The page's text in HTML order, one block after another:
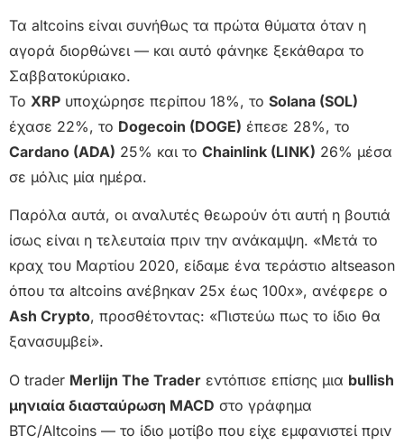
Τα altcoins είναι συνήθως τα πρώτα θύματα όταν η
αγορά διορθώνει — και αυτό φάνηκε ξεκάθαρα το
Σαββατοκύριακο.
Το XRP υποχώρησε περίπου 18%, το Solana (SOL)
έχασε 22%, το Dogecoin (DOGE) έπεσε 28%, το
Cardano (ADA) 25% και το Chainlink (LINK) 26% μέσα
σε μόλις μία ημέρα.
Παρόλα αυτά, οι αναλυτές θεωρούν ότι αυτή η βουτιά
ίσως είναι η τελευταία πριν την ανάκαμψη. «Μετά το
κραχ του Μαρτίου 2020, είδαμε ένα τεράστιο altseason
όπου τα altcoins ανέβηκαν 25x έως 100x», ανέφερε ο
Ash Crypto, προσθέτοντας: «Πιστεύω πως το ίδιο θα
ξανασυμβεί».
Ο trader Merlijn The Trader εντόπισε επίσης μια bullish
μηνιαία διασταύρωση MACD στο γράφημα
BTC/Altcoins — το ίδιο μοτίβο που είχε εμφανιστεί πριν